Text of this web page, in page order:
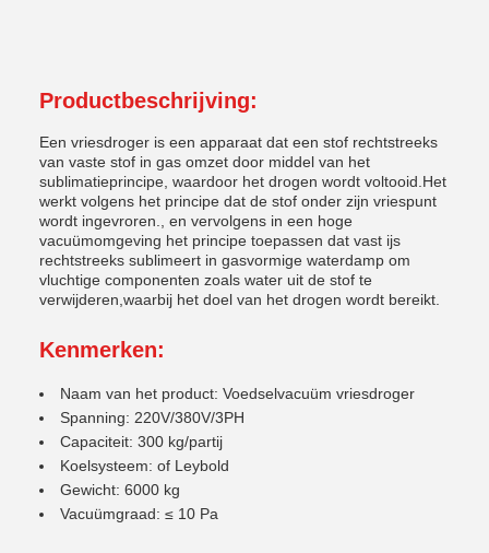
Productbeschrijving:
Een vriesdroger is een apparaat dat een stof rechtstreeks
van vaste stof in gas omzet door middel van het
sublimatieprincipe, waardoor het drogen wordt voltooid.Het
werkt volgens het principe dat de stof onder zijn vriespunt
wordt ingevroren., en vervolgens in een hoge
vacuümomgeving het principe toepassen dat vast ijs
rechtstreeks sublimeert in gasvormige waterdamp om
vluchtige componenten zoals water uit de stof te
verwijderen,waarbij het doel van het drogen wordt bereikt.
Kenmerken:
Naam van het product: Voedselvacuüm vriesdroger
Spanning: 220V/380V/3PH
Capaciteit: 300 kg/partij
Koelsysteem: of Leybold
Gewicht: 6000 kg
Vacuümgraad: ≤ 10 Pa